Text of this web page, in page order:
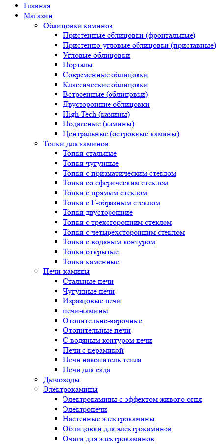
Главная
Магазин
Облицовки каминов
Пристенные облицовки (фронтальные)
Пристенно-угловые облицовки (приставные)
Угловые облицовки
Порталы
Современные облицовки
Классические облицовки
Встроенные (облицовки)
Двусторонние облицовки
High-Tech (камины)
Подвесные (камины)
Центральные (островные камины)
Топки для каминов
Топки стальные
Топки чугунные
Топки с призматическим стеклом
Топки со сферическим стеклом
Топки с прямым стеклом
Топки с Г-образным стеклом
Топки двусторонние
Топки с трехсторонним стеклом
Топки с четырехсторонним стеклом
Топки с водяным контуром
Топки открытые
Топки каменные
Печи-камины
Стальные печи
Чугунные печи
Изразцовые печи
печи-камины
Отопительно-варочные
Отопительные печи
С водяным контуром печи
Печи с керамикой
Печи накопитель тепла
Печи для сада
Дымоходы
Электрокамины
Электрокамины с эффектом живого огня
Электропечи
Настенные электрокамины
Облицовки для электрокаминов
Очаги для электрокаминов